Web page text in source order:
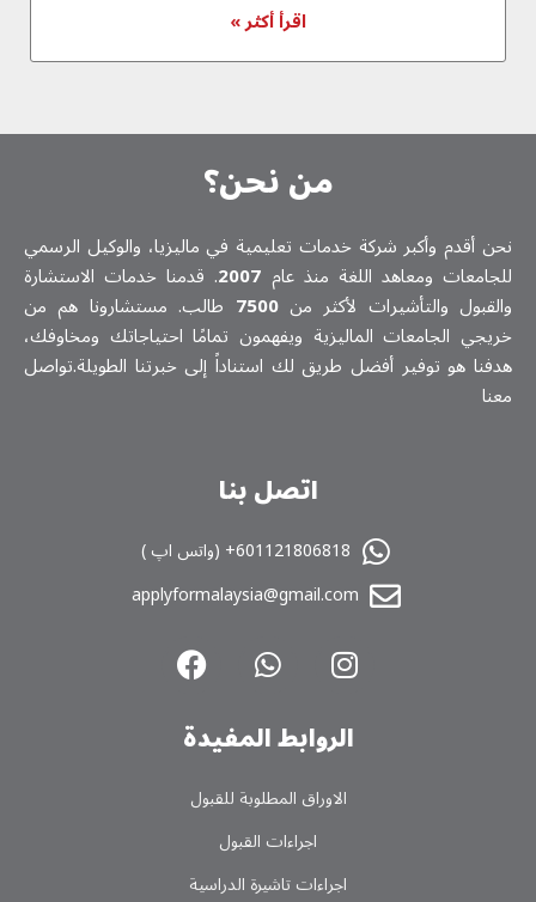
اقرأ أكثر »
من نحن؟
نحن أقدم وأكبر شركة خدمات تعلیمیة في ماليزيا، والوكيل الرسمي
للجامعات ومعاهد اللغة منذ عام 2007. قدمنا خدمات الاستشارة
والقبول والتأشيرات لأكثر من7500 طالب. مستشارونا هم من
خريجي الجامعات الماليزية ويفهمون تمامًا احتياجاتك ومخاوفك،
هدفنا هو توفير أفضل طريق لك استناداً إلى خبرتنا الطويلة.تواصل
معنا
اتصل بنا
601121806818+ (واتس اپ )
applyformalaysia@gmail.com
الروابط المفیدة
الاوراق المطلوبة للقبول
اجراءات القبول
اجراءات تاشیرة الدراسیة